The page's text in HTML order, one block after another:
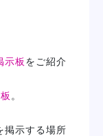
示板 をご紹介
。
掲示する場所